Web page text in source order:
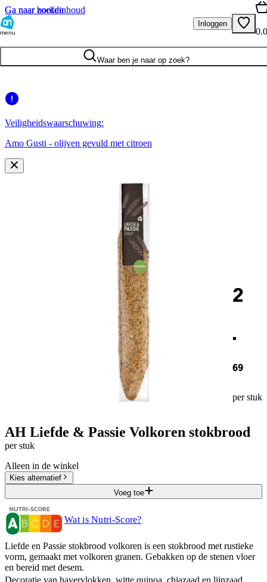
Ga naar hoofdinhoud
Ga naar zoeken
menu
Inloggen
Waar ben je naar op zoek?
Veiligheidswaarschuwing:
Amo Gusti - olijven gevuld met citroen
2
.
69
per stuk
AH Liefde & Passie Volkoren stokbrood
per stuk
Alleen in de winkel
Kies alternatief
Voeg toe
Wat is Nutri-Score?
Liefde en Passie stokbrood volkoren is een stokbrood met rustieke
vorm, gemaakt met volkoren granen. Gebakken op de stenen vloer
en bereid met desem.
Decoratie van havervlokken, witte quinoa, chiazaad en lijnzaad